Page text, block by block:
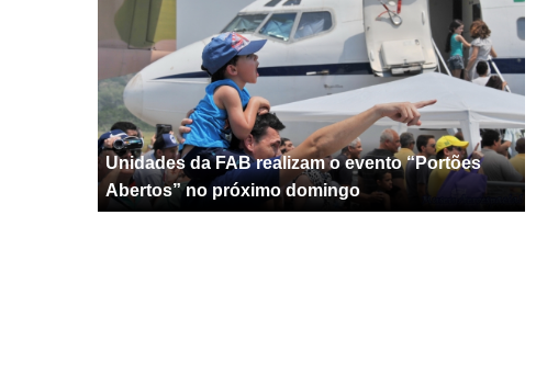
Unidades da FAB realizam o evento “Portões
Abertos” no próximo domingo